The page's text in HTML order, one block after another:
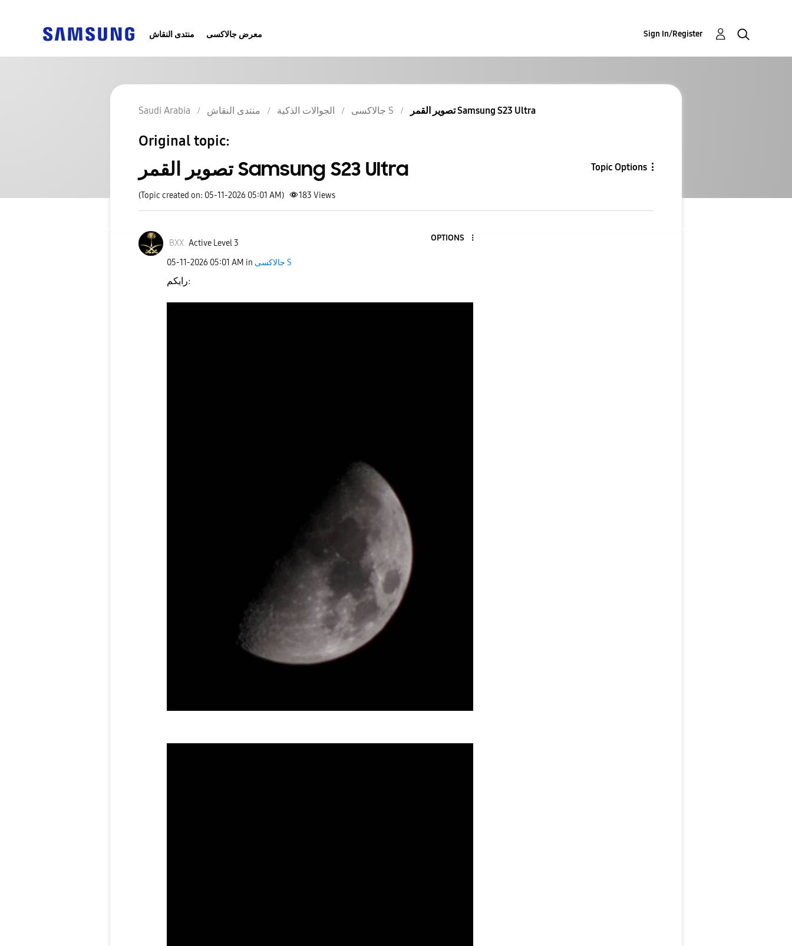
منتدى النقاش معرض جالاكسى Sign In/Register
Saudi Arabia منتدى النقاش الجوالات الذكية جالاكسى S تصوير القمر Samsung S23 Ultra
Original topic:
تصوير القمر Samsung S23 Ultra Topic Options
(Topic created on: 05-11-2026 05:01 AM) 183 Views
BXX Active Level 3
OPTIONS
‎05-11-2026 05:01 AM in جالاكسى S
رايكم: